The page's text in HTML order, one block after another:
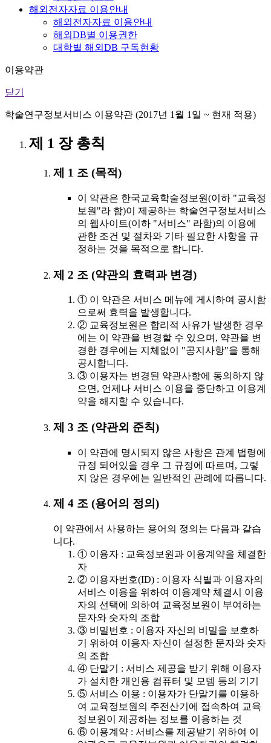
해외전자자료 이용안내
해외전자자료 이용안내
해외DB별 이용권한
대학별 해외DB 구독현황
이용약관
닫기
학술연구정보서비스 이용약관 (2017년 1월 1일 ~ 현재 적용)
제 1 장 총칙
제 1 조 (목적)
이 약관은 한국교육학술정보원(이하 "교육정
보원"라 함)이 제공하는 학술연구정보서비스
의 웹사이트(이하 "서비스" 라함)의 이용에
관한 조건 및 절차와 기타 필요한 사항을 규
정하는 것을 목적으로 합니다.
제 2 조 (약관의 효력과 변경)
① 이 약관은 서비스 메뉴에 게시하여 공시함
으로써 효력을 발생합니다.
② 교육정보원은 합리적 사유가 발생한 경우
에는 이 약관을 변경할 수 있으며, 약관을 변
경한 경우에는 지체없이 "공지사항"을 통해
공시합니다.
③ 이용자는 변경된 약관사항에 동의하지 않
으면, 언제나 서비스 이용을 중단하고 이용계
약을 해지할 수 있습니다.
제 3 조 (약관외 준칙)
이 약관에 명시되지 않은 사항은 관계 법령에
규정 되어있을 경우 그 규정에 따르며, 그렇
지 않은 경우에는 일반적인 관례에 따릅니다.
제 4 조 (용어의 정의)
이 약관에서 사용하는 용어의 정의는 다음과 같습
니다.
① 이용자 : 교육정보원과 이용계약을 체결한
자
② 이용자번호(ID) : 이용자 식별과 이용자의
서비스 이용을 위하여 이용계약 체결시 이용
자의 선택에 의하여 교육정보원이 부여하는
문자와 숫자의 조합
③ 비밀번호 : 이용자 자신의 비밀을 보호하
기 위하여 이용자 자신이 설정한 문자와 숫자
의 조합
④ 단말기 : 서비스 제공을 받기 위해 이용자
가 설치한 개인용 컴퓨터 및 모뎀 등의 기기
⑤ 서비스 이용 : 이용자가 단말기를 이용하
여 교육정보원의 주전산기에 접속하여 교육
정보원이 제공하는 정보를 이용하는 것
⑥ 이용계약 : 서비스를 제공받기 위하여 이